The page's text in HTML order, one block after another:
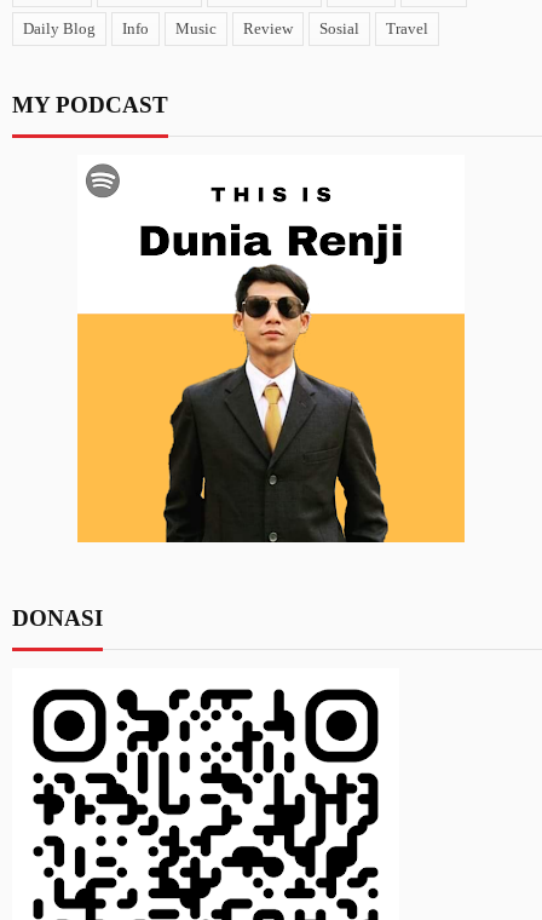
Daily Blog Info Music Review Sosial Travel
MY PODCAST
DONASI